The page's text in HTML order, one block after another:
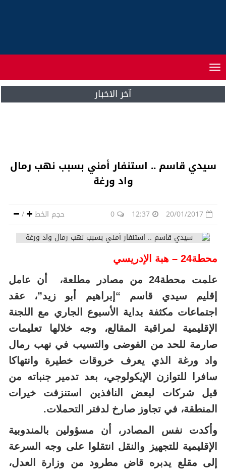
Toggle
navigation
آخر الاخبار
سيدي قاسم .. استنفار أمني بسبب نهب رمال
واد ورغة
حجم الخط / 20/01/2017
12:37
0
محطة24 – هبة الإدريسي
علمت محطة24 من مصادر مطلعة، أن عامل
إقليم سيدي قاسم “إبراهيم أبو زيد”، عقد
اجتماعات مكثفة بداية الأسبوع الجاري مع اللجنة
الإقليمية لمراقبة المقالع، وجه خلالها تعليمات
صارمة للحد من الفوضى والتسيب في نهب رمال
واد ورغة الذي يعرف خروقات خطيرة وانتهاكا
سافرا للتوازن الإيكولوجي، بعد تدمير جنباته من
قبل شركات لبعض النافذين استنزفت خيرات
المنطقة، في تجاوز صارخ لدفتر التحملات.
وأكدت نفس المصادر، أن مسؤولين بالمندوبية
الإقليمية للتجهيز والنقل انتقلوا على وجه السرعة
إلى مقلع يدبره قاض مطرود من وزارة العدل،